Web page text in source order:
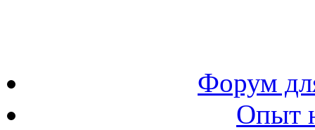
Форум
Опыт